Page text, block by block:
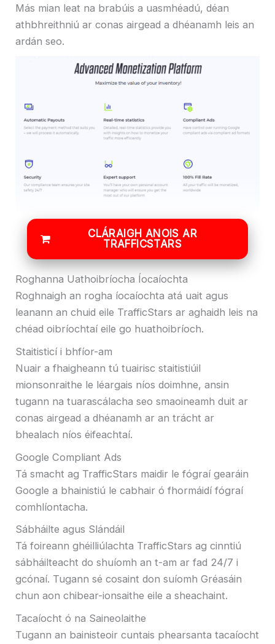
Más mian leat na brabúis a uasmhéadú, déan
athbhreithniú ar conas airgead a dhéanamh leis an
ardán seo.
CLÁRAIGH ANOIS AR
TRAFFICSTARS
Roghanna Uathoibríocha Íocaíochta
Roghnaigh an rogha íocaíochta atá uait agus
leanann an chuid eile TrafficStars ar aghaidh leis na
chéad oibríochtaí eile go huathoibríoch.
Staitisticí i bhfíor-am
Nuair a fhaigheann tú tuairisc staitistiúil
mionsonraithe le léargais níos doimhne, ansin
tugann na tuarascálacha seo smaoineamh duit ar
conas airgead a dhéanamh ar an trácht ar
bhealach níos éifeachtaí.
Google Compliant Ads
Tá smacht ag TrafficStars maidir le fógraí gearáin
Google a bhainistiú le cabhair ó fhormáidí fógraí
comhlíontacha.
Sábháilte agus Slándáil
Tá foireann ghéilliúlachta TrafficStars ag cinntiú
sábháilteacht do shuíomh an t-am ar fad 24/7 i
gcónaí. Tugann sé cosaint don suíomh Gréasáin
chun aon chibear-ionsaithe eile a sheachaint.
Tacaíocht ó na Saineolaithe
Tugann an bainisteoir cuntais phearsanta tacaíocht